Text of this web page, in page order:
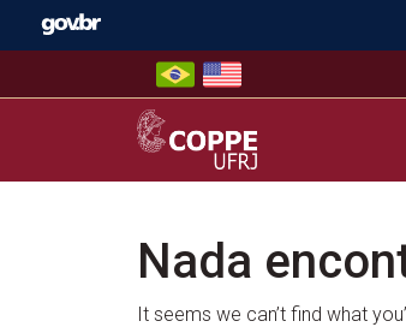
COPPE – UFRJ
Nada
It seems we can’t find what